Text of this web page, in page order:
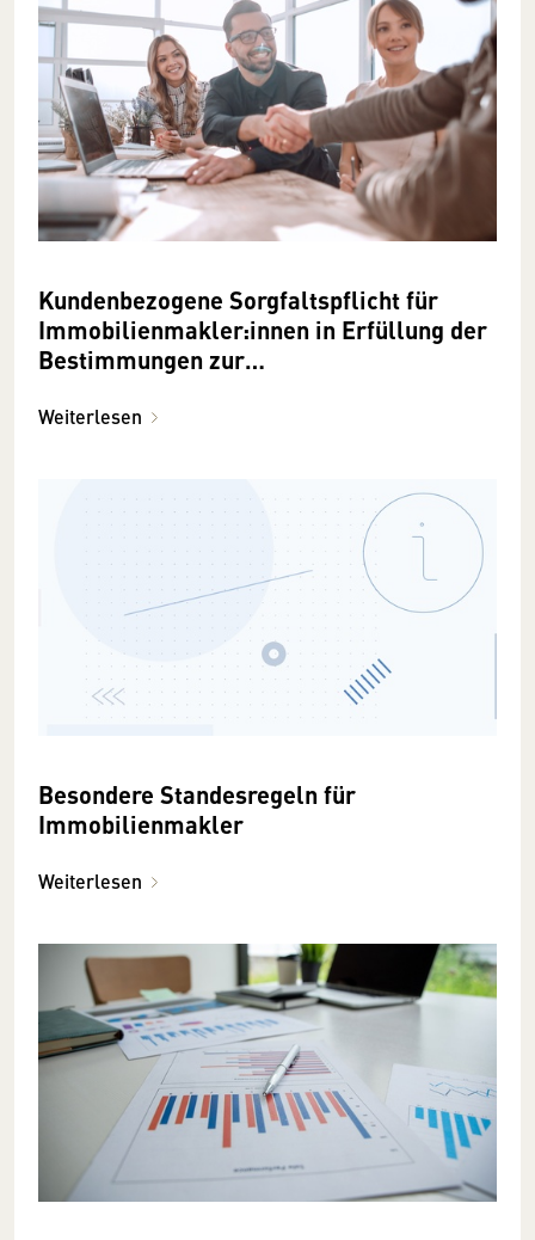
Kundenbezogene Sorgfaltspflicht für
Immobilienmakler:innen in Erfüllung der
Bestimmungen zur
Weiterlesen
Besondere Standesregeln für
Immobilienmakler
Weiterlesen